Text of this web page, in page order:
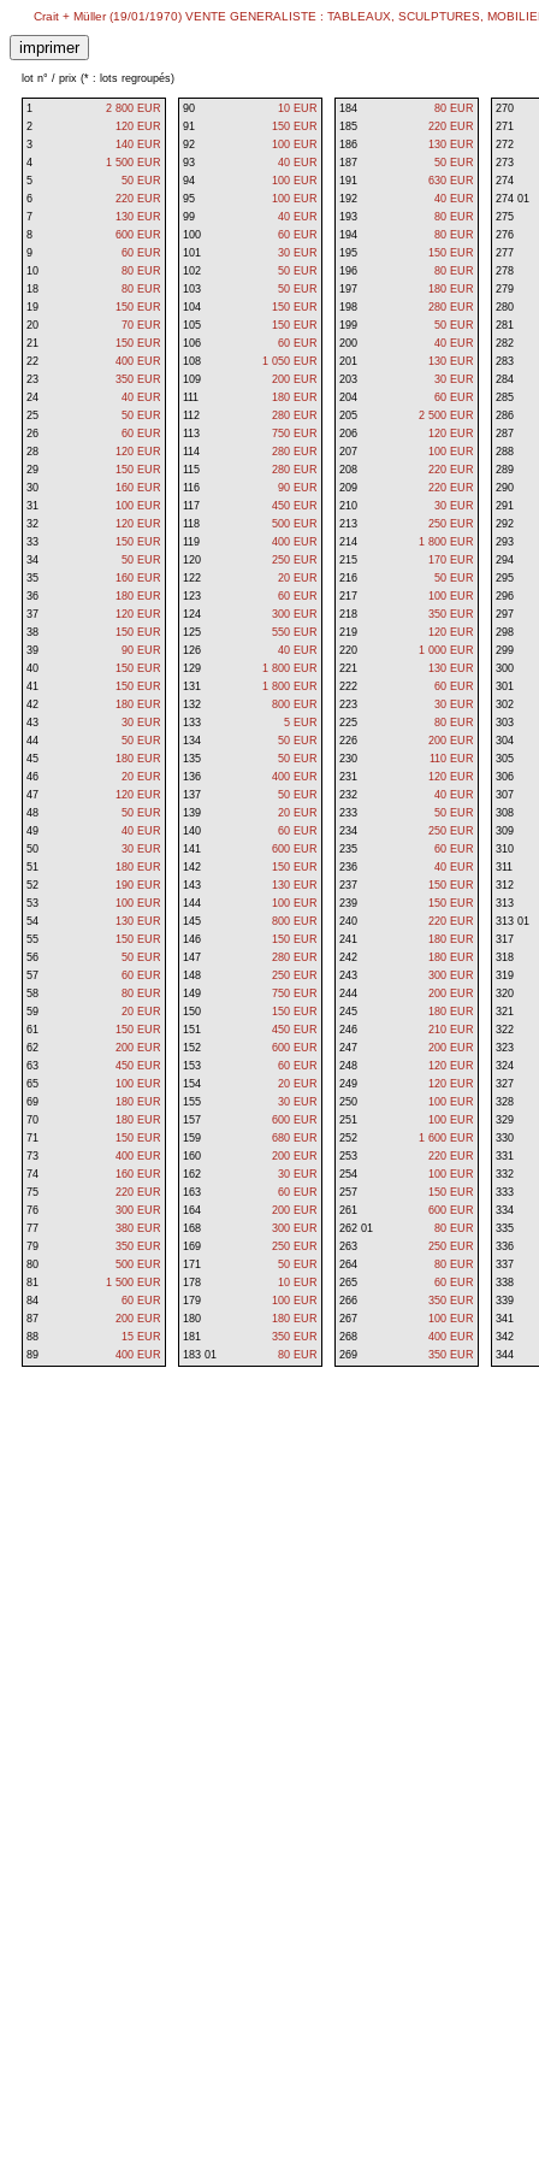
Crait + Müller (19/01/1970) VENTE GENERALISTE : TABLEAUX, SCULPTURES,
lot n° / prix (* : lots regroupés)
1
2 800 EUR
2
120 EUR
3
140 EUR
4
1 500 EUR
5
50 EUR
6
220 EUR
7
130 EUR
8
600 EUR
9
60 EUR
10
80 EUR
18
80 EUR
19
150 EUR
20
70 EUR
21
150 EUR
22
400 EUR
23
350 EUR
24
40 EUR
25
50 EUR
26
60 EUR
28
120 EUR
29
150 EUR
30
160 EUR
31
100 EUR
32
120 EUR
33
150 EUR
34
50 EUR
35
160 EUR
36
180 EUR
37
120 EUR
38
150 EUR
39
90 EUR
40
150 EUR
41
150 EUR
42
180 EUR
43
30 EUR
44
50 EUR
45
180 EUR
46
20 EUR
47
120 EUR
48
50 EUR
49
40 EUR
50
30 EUR
51
180 EUR
52
190 EUR
53
100 EUR
54
130 EUR
55
150 EUR
56
50 EUR
57
60 EUR
58
80 EUR
59
20 EUR
61
150 EUR
62
200 EUR
63
450 EUR
65
100 EUR
69
180 EUR
70
180 EUR
71
150 EUR
73
400 EUR
74
160 EUR
75
220 EUR
76
300 EUR
77
380 EUR
79
350 EUR
80
500 EUR
81
1 500 EUR
84
60 EUR
87
200 EUR
88
15 EUR
89
400 EUR
90
10 EUR
91
150 EUR
92
100 EUR
93
40 EUR
94
100 EUR
95
100 EUR
99
40 EUR
100
60 EUR
101
30 EUR
102
50 EUR
103
50 EUR
104
150 EUR
105
150 EUR
106
60 EUR
108
1 050 EUR
109
200 EUR
111
180 EUR
112
280 EUR
113
750 EUR
114
280 EUR
115
280 EUR
116
90 EUR
117
450 EUR
118
500 EUR
119
400 EUR
120
250 EUR
122
20 EUR
123
60 EUR
124
300 EUR
125
550 EUR
126
40 EUR
129
1 800 EUR
131
1 800 EUR
132
800 EUR
133
5 EUR
134
50 EUR
135
50 EUR
136
400 EUR
137
50 EUR
139
20 EUR
140
60 EUR
141
600 EUR
142
150 EUR
143
130 EUR
144
100 EUR
145
800 EUR
146
150 EUR
147
280 EUR
148
250 EUR
149
750 EUR
150
150 EUR
151
450 EUR
152
600 EUR
153
60 EUR
154
20 EUR
155
30 EUR
157
600 EUR
159
680 EUR
160
200 EUR
162
30 EUR
163
60 EUR
164
200 EUR
168
300 EUR
169
250 EUR
171
50 EUR
178
10 EUR
179
100 EUR
180
180 EUR
181
350 EUR
183 01
80 EUR
184
80 EUR
185
220 EUR
186
130 EUR
187
50 EUR
191
630 EUR
192
40 EUR
193
80 EUR
194
80 EUR
195
150 EUR
196
80 EUR
197
180 EUR
198
280 EUR
199
50 EUR
200
40 EUR
201
130 EUR
203
30 EUR
204
60 EUR
205
2 500 EUR
206
120 EUR
207
100 EUR
208
220 EUR
209
220 EUR
210
30 EUR
213
250 EUR
214
1 800 EUR
215
170 EUR
216
50 EUR
217
100 EUR
218
350 EUR
219
120 EUR
220
1 000 EUR
221
130 EUR
222
60 EUR
223
30 EUR
225
80 EUR
226
200 EUR
230
110 EUR
231
120 EUR
232
40 EUR
233
50 EUR
234
250 EUR
235
60 EUR
236
40 EUR
237
150 EUR
239
150 EUR
240
220 EUR
241
180 EUR
242
180 EUR
243
300 EUR
244
200 EUR
245
180 EUR
246
210 EUR
247
200 EUR
248
120 EUR
249
120 EUR
250
100 EUR
251
100 EUR
252
1 600 EUR
253
220 EUR
254
100 EUR
257
150 EUR
261
600 EUR
262 01
80 EUR
263
250 EUR
264
80 EUR
265
60 EUR
266
350 EUR
267
100 EUR
268
400 EUR
269
350 EUR
270
271
272
273
274
274 01
275
276
277
278
279
280
281
282
283
284
285
286
287
288
289
290
291
292
293
294
295
296
297
298
299
300
301
302
303
304
305
306
307
308
309
310
311
312
313
313 01
317
318
319
320
321
322
323
324
327
328
329
330
331
332
333
334
335
336
337
338
339
341
342
344